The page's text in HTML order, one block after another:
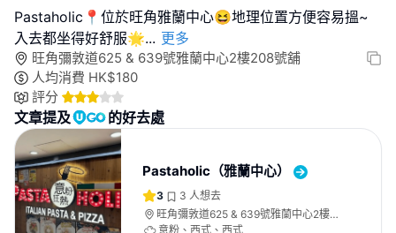
Pastaholic📍位於旺角雅蘭中心😆地理位置方便容易搵~
入去都坐得好舒服🌟... 更多
旺角彌敦道625 & 639號雅蘭中心2樓208號舖
人均消費 HK$180
評分
文章提及 的好去處
Pastaholic（雅蘭中心）
3 3 人想去
旺角彌敦道625 & 639號雅蘭中心2樓
208號舖
意粉、西式、西式